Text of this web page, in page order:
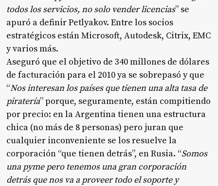
todos los servicios, no solo vender licencias” se
apuró a definir Petlyakov. Entre los socios
estratégicos están Microsoft, Autodesk, Citrix, EMC
y varios más.
Aseguró que el objetivo de 340 millones de dólares
de facturación para el 2010 ya se sobrepasó y que
“Nos interesan los países que tienen una alta tasa de
piratería” porque, seguramente, están compitiendo
por precio: en la Argentina tienen una estructura
chica (no más de 8 personas) pero juran que
cualquier inconveniente se los resuelve la
corporación “que tienen detrás”, en Rusia. “Somos
una pyme pero tenemos una gran corporación
detrás que nos va a proveer todo el soporte y